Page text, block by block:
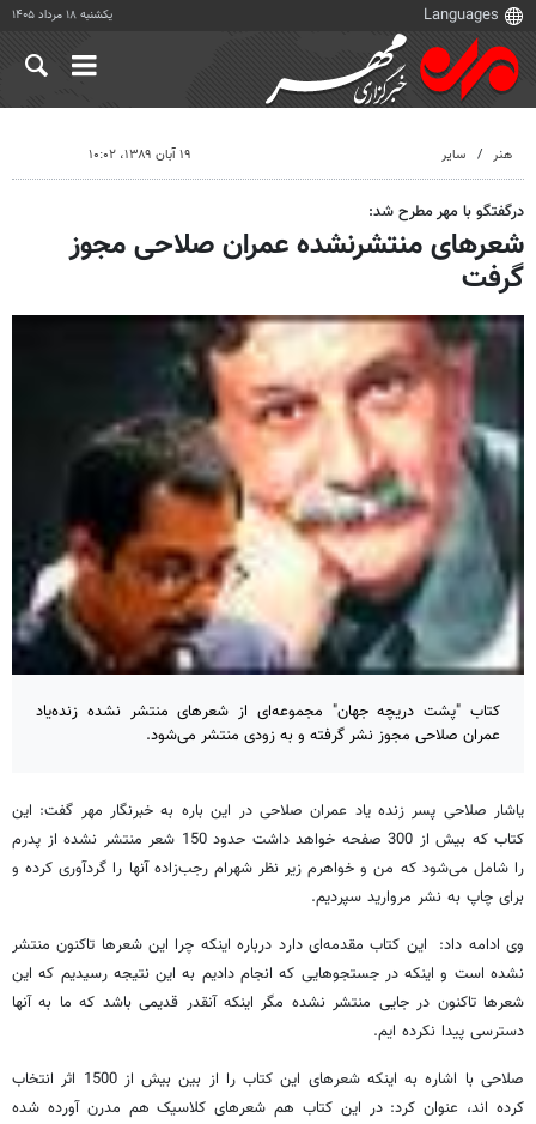
یکشنبه ۱۸ مرداد ۱۴۰۵
هنر سایر ۱۹ آبان ۱۳۸۹، ۱۰:۰۲
درگفتگو با مهر مطرح شد:
شعرهای منتشرنشده عمران صلاحی مجوز
گرفت
کتاب "پشت دریچه جهان" مجموعه‌ای از شعرهای منتشر نشده زنده‌یاد
عمران صلاحی مجوز نشر گرفته و به زودی منتشر می‌شود.
یاشار صلاحی پسر زنده یاد عمران صلاحی در این باره به خبرنگار مهر گفت: این
کتاب که بیش از 300 صفحه خواهد داشت حدود 150 شعر منتشر نشده از پدرم
را شامل می‌شود که من و خواهرم زیر نظر شهرام رجب‌زاده آنها را گردآوری کرده و
برای چاپ به نشر مروارید سپردیم.
وی ادامه داد: این کتاب مقدمه‌ای دارد درباره اینکه چرا این شعرها تاکنون منتشر
نشده است و اینکه در جستجوهایی که انجام دادیم به این نتیجه رسیدیم که این
شعرها تاکنون در جایی منتشر نشده مگر اینکه آنقدر قدیمی باشد که ما به آنها
دسترسی پیدا نکرده ایم.
صلاحی با اشاره به اینکه شعرهای این کتاب را از بین بیش از 1500 اثر انتخاب
کرده اند، عنوان کرد: در این کتاب هم شعرهای کلاسیک هم مدرن آورده شده